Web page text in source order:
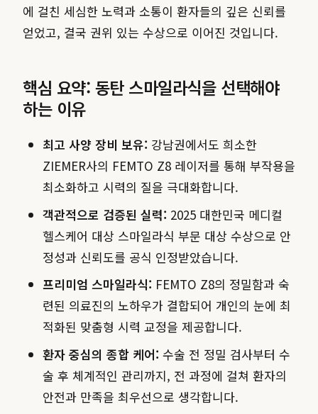
에 걸친 세심한 노력과 소통이 환자들의 깊은 신뢰를
얻었고, 결국 권위 있는 수상으로 이어진 것입니다.
핵심 요약: 동탄 스마일라식을 선택해야
하는 이유
최고 사양 장비 보유: 강남권에서도 희소한
ZIEMER사의 FEMTO Z8 레이저를 통해 부작용을
최소화하고 시력의 질을 극대화합니다.
객관적으로 검증된 실력: 2025 대한민국 메디컬
헬스케어 대상 스마일라식 부문 대상 수상으로 안
정성과 신뢰도를 공식 인정받았습니다.
프리미엄 스마일라식: FEMTO Z8의 정밀함과 숙
련된 의료진의 노하우가 결합되어 개인의 눈에 최
적화된 맞춤형 시력 교정을 제공합니다.
환자 중심의 종합 케어: 수술 전 정밀 검사부터 수
술 후 체계적인 관리까지, 전 과정에 걸쳐 환자의
안전과 만족을 최우선으로 생각합니다.